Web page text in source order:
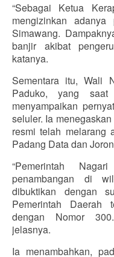
“Sebagai Ketua
mengizinkan
Simawang.
banjir akibat
katanya.
Sementara itu, Wali
Paduko, yang
menyampaikan
seluler. Ia
resmi telah melarang
Padang Data dan
“Pemerintah
penambangan di
dibuktikan dengan
Pemerintah Daerah
dengan Nomor
jelasnya.
Ia menambahkan,